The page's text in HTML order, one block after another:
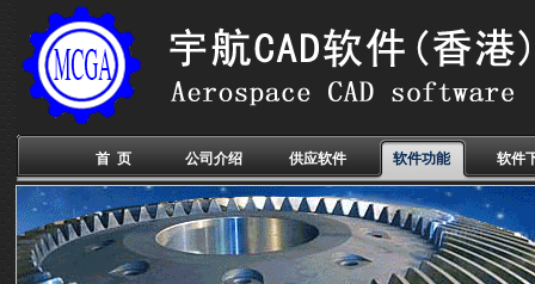
首 页 公司介绍 供应软件 软件功能 软件